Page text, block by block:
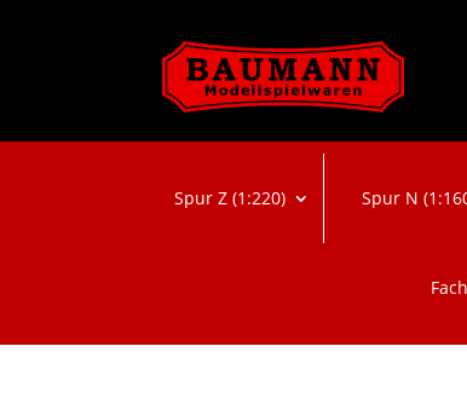
Spur Z (1:220) Spur N